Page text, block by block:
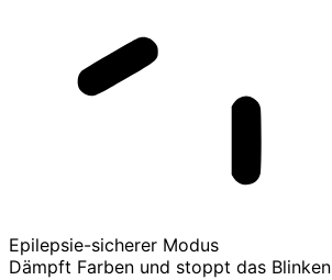
Epilepsie-sicherer Modus
Dämpft Farben und stoppt das Blinken